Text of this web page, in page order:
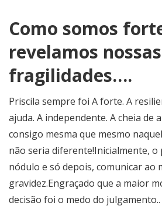
Como somos
revelamos nossas
fragilidades….
Priscila sempre foi A forte. A
ajuda. A independente. A cheia de
consigo mesma que mesmo
não seria diferente!Inicialmente,
nódulo e só depois, comunicar ao
gravidez.Engraçado que a maior
decisão foi o medo do